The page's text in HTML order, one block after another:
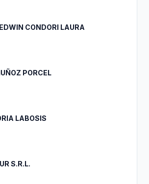
CONDORI LAURA
PORCEL
LABOSIS
S.R.L.